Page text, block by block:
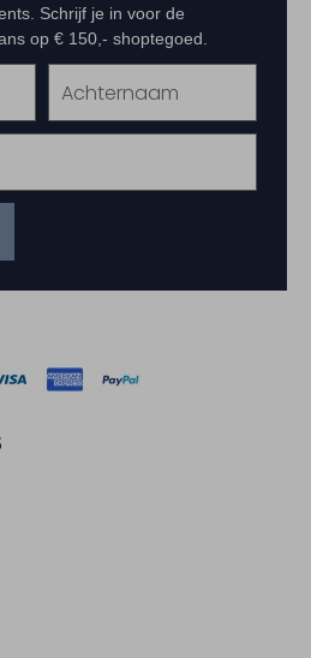
Schrijf je in voor de
op € 150,- shoptegoed.